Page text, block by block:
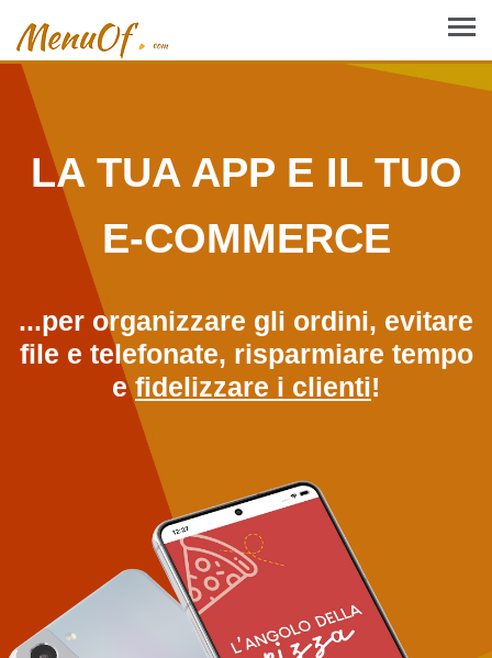
LA TUA APP E IL TUO
E-COMMERCE
...per organizzare gli ordini, evitare
file e telefonate, risparmiare tempo
efidelizzare i clienti!